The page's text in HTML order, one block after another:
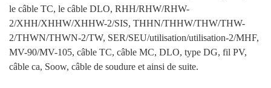
le câble TC, le câble DLO, RHH/RHW/RHW-
2/XHH/XHHW/XHHW-2/SIS, THHN/THHW/THW/THW-
2/THWN/THWN-2/TW, SER/SEU/utilisation/utilisation-2/MHF,
MV-90/MV-105, câble TC, câble MC, DLO, type DG, fil PV,
câble ca, Soow, câble de soudure et ainsi de suite.